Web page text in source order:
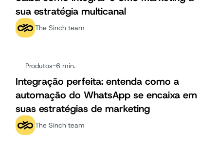
sua estratégia multicanal
The Sinch team
Produtos-6 min.
Integração perfeita: entenda como a
automação do WhatsApp se encaixa em
suas estratégias de marketing
The Sinch team